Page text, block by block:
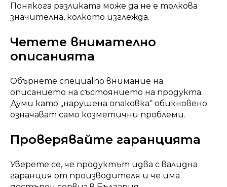
Понякога разликата може да не е толкова
значителна, колкото изглежда.
Четете внимателно
описанията
Обърнете специalno внимание на
описанието на състоянието на продукта.
Думи като „нарушена опаковка“ обикновено
означават само козметични проблеми.
Проверявайте гаранцията
Уверете се, че продуктът идва с валидна
гаранция от производителя и че има